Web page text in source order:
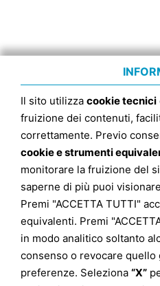
Il sito utilizza cookie tecnici
fruizione dei contenuti,
correttamente. Previo
cookie e strumenti
monitorare la fruizione del
saperne di più puoi
Premi "ACCETTA TUTTI"
equivalenti. Premi
in modo analitico soltanto
consenso o revocare
preferenze. Seleziona “X”